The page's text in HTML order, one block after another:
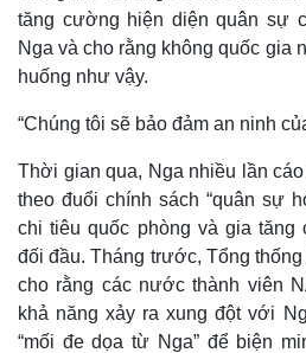
tăng cường hiện diện quân sự
Nga và cho rằng không quốc gia
huống như vậy.
“Chúng tôi sẽ bảo đảm an ninh
Thời gian qua, Nga nhiều lần
theo đuổi chính sách “quân sự
chi tiêu quốc phòng và gia tăng
đối đầu. Tháng trước, Tổng
cho rằng các nước thành viên
khả năng xảy ra xung đột với
“mối đe dọa từ Nga” để biện